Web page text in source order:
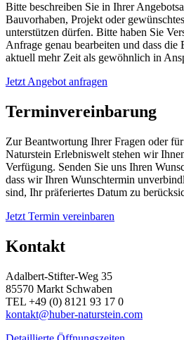
Bitte beschreiben Sie in Ihrer
Bauvorhaben, Projekt oder
unterstützen dürfen. Bitte haben Sie
Anfrage genau bearbeiten und dass die
aktuell mehr Zeit als gewöhnlich in
Jetzt Angebot anfragen
Terminvereinbarung
Zur Beantwortung Ihrer Fragen oder
Naturstein Erlebniswelt stehen wir
Verfügung. Senden Sie uns Ihren
dass wir Ihren Wunschtermin
sind, Ihr präferiertes Datum zu
Jetzt Termin vereinbaren
Kontakt
Adalbert-Stifter-Weg 35
85570 Markt Schwaben
TEL +49 (0) 8121 93 17 0
kontakt@huber-naturstein.com